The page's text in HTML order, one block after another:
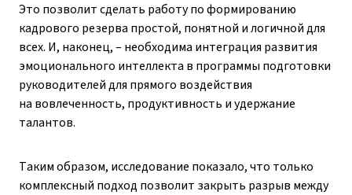
Это позволит сделать работу по формированию
кадрового резерва простой, понятной и логичной для
всех. И, наконец, – необходима интеграция развития
эмоционального интеллекта в программы подготовки
руководителей для прямого воздействия
на вовлеченность, продуктивность и удержание
талантов.
Таким образом, исследование показало, что только
комплексный подход позволит закрыть разрыв между